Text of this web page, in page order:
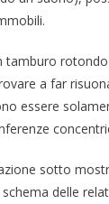
tamburo
a far
essere
sotto
delle